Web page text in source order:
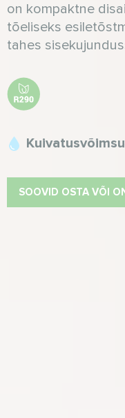
on kompaktne
tõeliseks
tahes
SOOVID OSTA VÕI